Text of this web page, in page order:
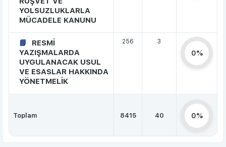
YOLSUZLUKLARLA
MÜCADELE KANUNU
RESMİ
YAZIŞMALARDA
UYGULANACAK USUL
VE ESASLAR HAKKINDA
YÖNETMELİK
256 3
0%
Toplam 8415 40 0%